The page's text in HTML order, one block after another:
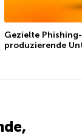
Gezielte
produzierende